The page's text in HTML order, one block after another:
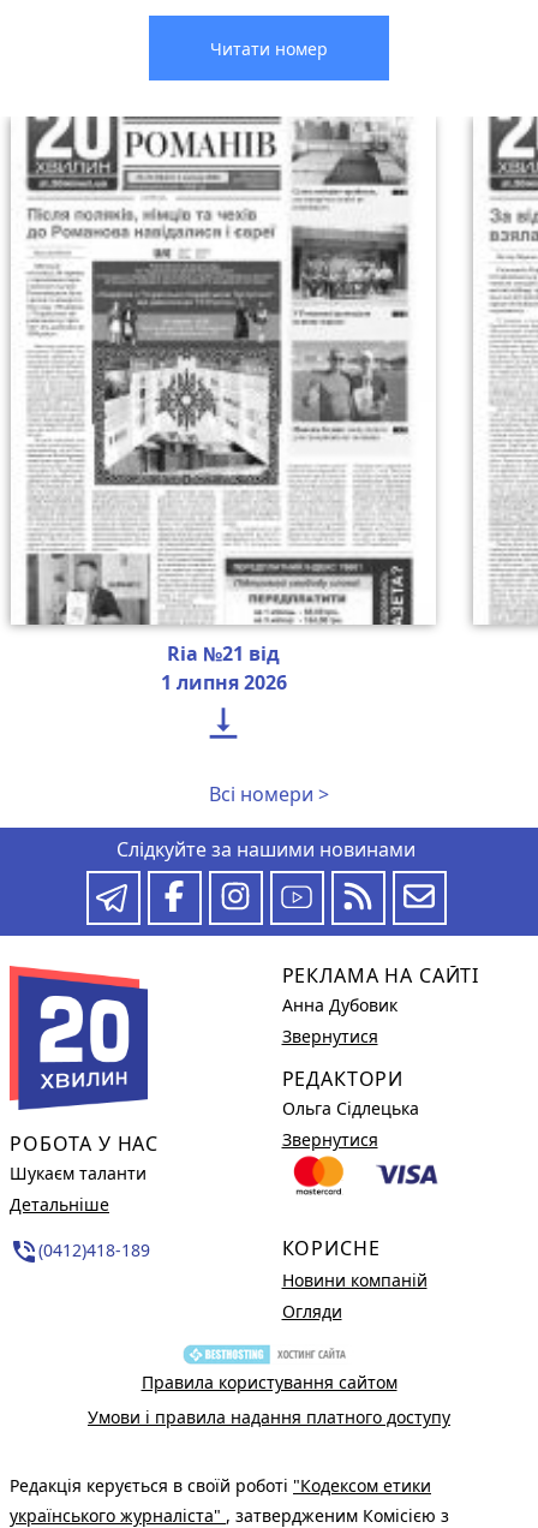
Читати номер
Ria №21 від
1 липня 2026

Всі номери >
Слідкуйте за нашими новинами
РОБОТА У НАС
Шукаєм таланти
Детальніше
phone_in_talk(0412)418-189
РЕКЛАМА НА САЙТІ
Анна Дубовик
Звернутися
РЕДАКТОРИ
Ольга Сідлецька
Звернутися
КОРИСНЕ
Новини компаній
Огляди
Правила користування сайтом
Умови і правила надання платного доступу
Редакція керується в своїй роботі "Кодексом етики
українського журналіста" , затвердженим Комісією з